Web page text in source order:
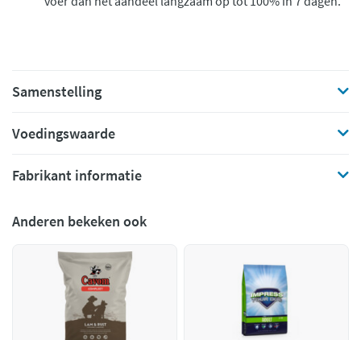
Samenstelling
Voedingswaarde
Fabrikant informatie
Anderen bekeken ook